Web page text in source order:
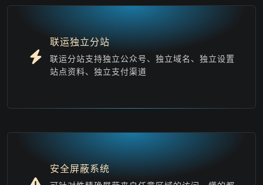
联运独立分站
联运分站支持独立公众号、独立域名、独立设置
站点资料、独立支付渠道
安全屏蔽系统